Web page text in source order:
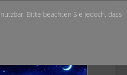
Bitte beachten Sie jedoch, dass